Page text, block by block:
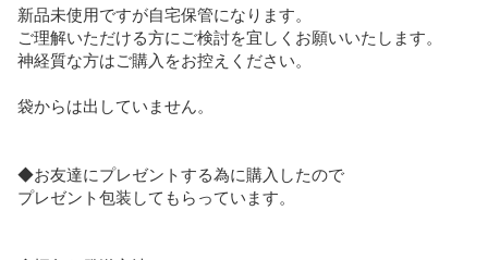
新品未使用ですが自宅保管になります。
ご理解いただける方にご検討を宜しくお願いいたします。
神経質な方はご購入をお控えください。
袋からは出していません。
◆お友達にプレゼントする為に購入したので
プレゼント包装してもらっています。